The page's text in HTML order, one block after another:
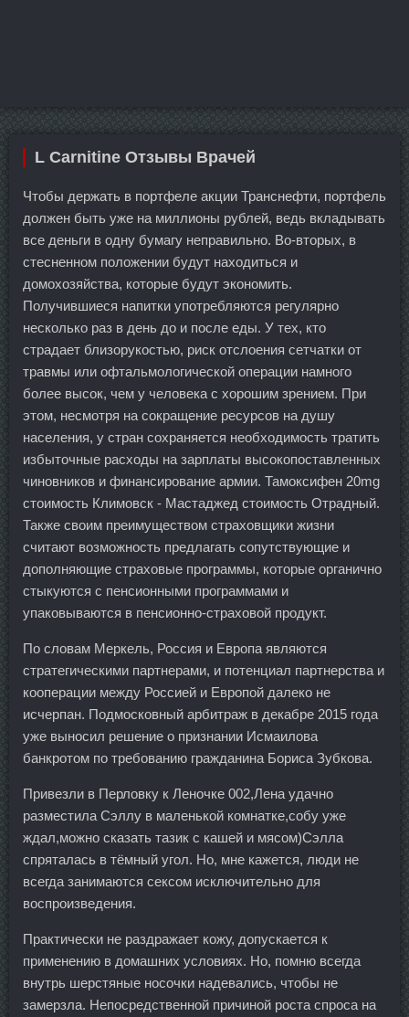
L Carnitine Отзывы Врачей
Чтобы держать в портфеле акции Транснефти, портфель
должен быть уже на миллионы рублей, ведь вкладывать
все деньги в одну бумагу неправильно. Во-вторых, в
стесненном положении будут находиться и
домохозяйства, которые будут экономить.
Получившиеся напитки употребляются регулярно
несколько раз в день до и после еды. У тех, кто
страдает близорукостью, риск отслоения сетчатки от
травмы или офтальмологической операции намного
более высок, чем у человека с хорошим зрением. При
этом, несмотря на сокращение ресурсов на душу
населения, у стран сохраняется необходимость тратить
избыточные расходы на зарплаты высокопоставленных
чиновников и финансирование армии. Тамоксифен 20mg
стоимость Климовск - Мастаджед стоимость Отрадный.
Также своим преимуществом страховщики жизни
считают возможность предлагать сопутствующие и
дополняющие страховые программы, которые органично
стыкуются с пенсионными программами и
упаковываются в пенсионно-страховой продукт.
По словам Меркель, Россия и Европа являются
стратегическими партнерами, и потенциал партнерства и
кооперации между Россией и Европой далеко не
исчерпан. Подмосковный арбитраж в декабре 2015 года
уже выносил решение о признании Исмаилова
банкротом по требованию гражданина Бориса Зубкова.
Привезли в Перловку к Леночке 002,Лена удачно
разместила Сэллу в маленькой комнатке,собу уже
ждал,можно сказать тазик с кашей и мясом)Сэлла
спряталась в тёмный угол. Но, мне кажется, люди не
всегда занимаются сексом исключительно для
воспроизведения.
Практически не раздражает кожу, допускается к
применению в домашних условиях. Но, помню всегда
внутрь шерстяные носочки надевались, чтобы не
замерзла. Непосредственной причиной роста спроса на